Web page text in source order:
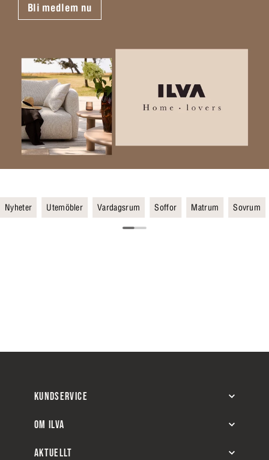
Bli medlem nu
Nyheter Utemöbler Vardagsrum Soffor Matrum Sovrum
KUNDSERVICE
OM ILVA
AKTUELLT